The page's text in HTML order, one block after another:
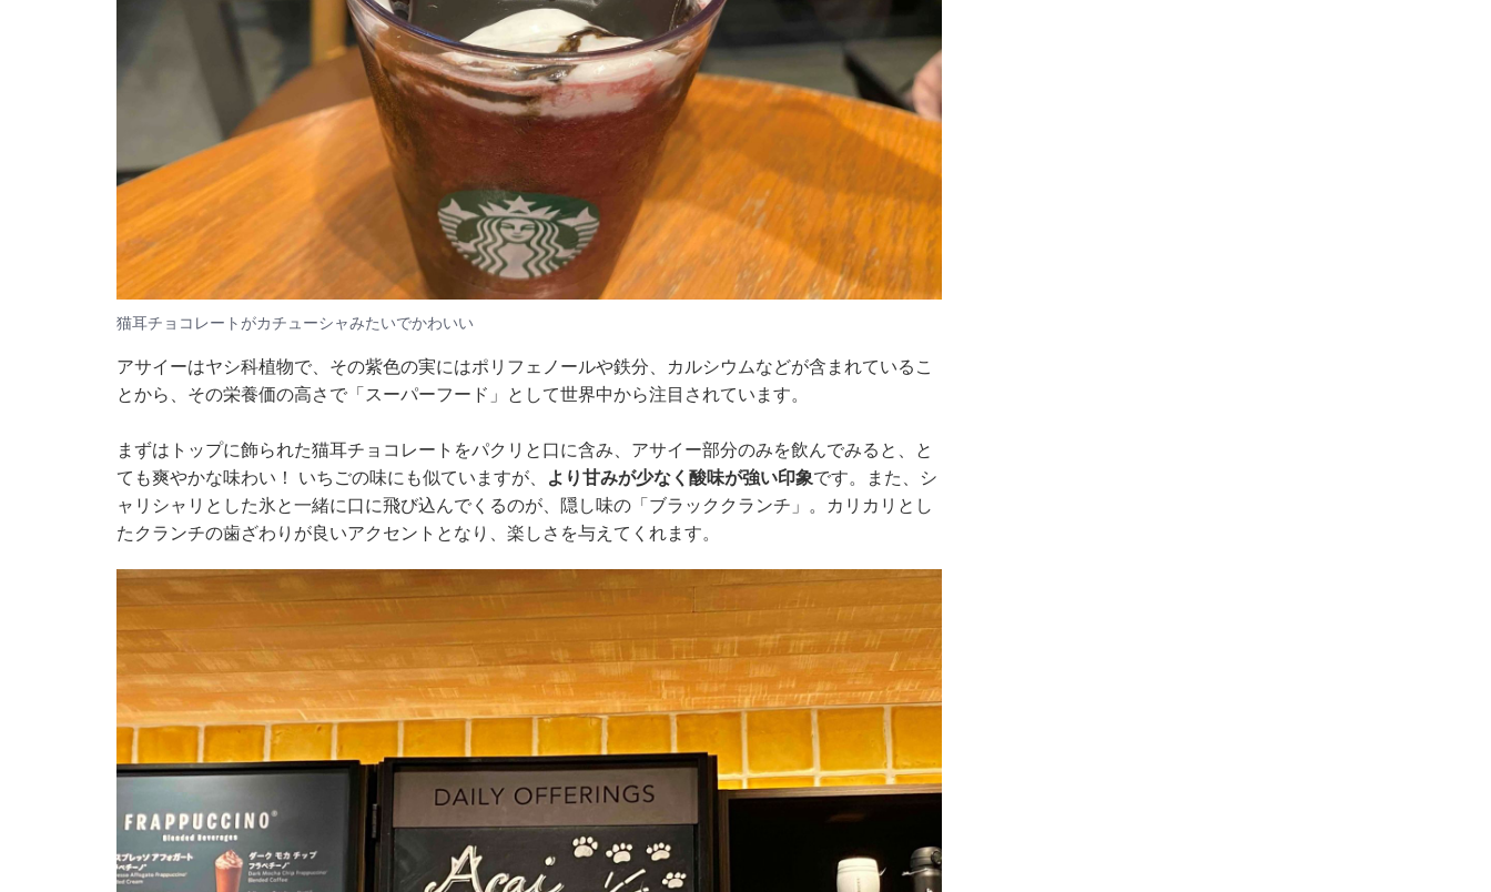
猫耳チョコレートがカチューシャみたいでかわいい
アサイーはヤシ科植物で、その紫色の実にはポリフェノールや鉄分、カルシウムなどが含まれているこ
とから、その栄養価の高さで「スーパーフード」として世界中から注目されています。
まずはトップに飾られた猫耳チョコレートをパクリと口に含み、アサイー部分のみを飲んでみると、と
ても爽やかな味わい！ いちごの味にも似ていますが、
より甘みが少なく酸味が強い印象です。また、シ
ャリシャリとした氷と一緒に口に飛び込んでくるのが、隠し味の「ブラッククランチ」。カリカリとし
たクランチの歯ざわりが良いアクセントとなり、楽しさを与えてくれます。